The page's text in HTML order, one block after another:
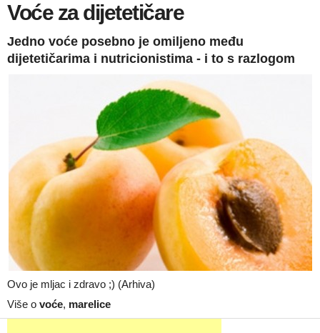
Voće za dijetetičare
Jedno voće posebno je omiljeno među
dijetetičarima i nutricionistima - i to s razlogom
Ovo je mljac i zdravo ;) (Arhiva)
Više o voće, marelice